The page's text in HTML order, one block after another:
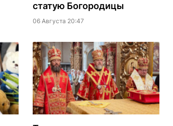
статую Богородицы
06 Августа 20:47